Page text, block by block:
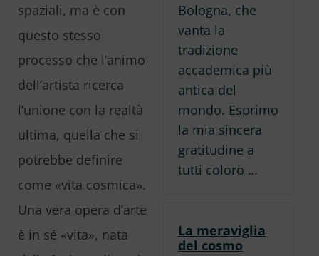
spaziali, ma è con
questo stesso
processo che l’animo
dell’artista ricerca
l’unione con la realtà
ultima, quella che si
potrebbe definire
come «vita cosmica».
Una vera opera d’arte
è in sé «vita», nata
Bologna, che
vanta la
tradizione
accademica più
antica del
mondo. Esprimo
la mia sincera
gratitudine a
tutti coloro …
La meraviglia
del cosmo